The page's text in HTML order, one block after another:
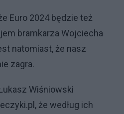
Euro 2024 będzie też
bramkarza Wojciecha
natomiast, że nasz
zagra.
Wiśniowski
że według ich